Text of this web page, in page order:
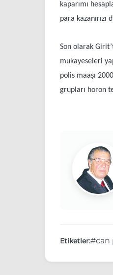
kaparımı
para kazanırızı
Son olarak
mukayeseleri
polis maaşı
grupları horon
Etiketler:#can